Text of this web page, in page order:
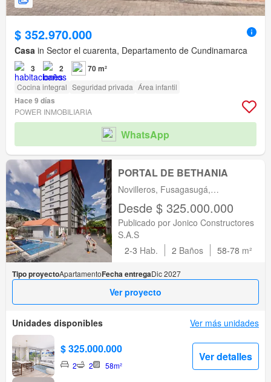
$ 352.970.000
Casa in Sector el cuarenta, Departamento de Cundinamarca
3 2 70 m²
Cocina integral Seguridad privada Área infantil
Hace 9 días
POWER INMOBILIARIA
WhatsApp
PORTAL DE BETHANIA
Novilleros, Fusagasugá,
Fusagasugá, Cundinamarca
Desde $ 325.000.000
Publicado por Jonico Constructores
S.A.S
2-3 Hab. 2 Baños 58-78 m²
Tipo proyectoApartamentoFecha entregaDic 2027
Ver proyecto
Unidades disponibles Ver más unidades
$ 325.000.000
2 2 58m²
Ver detalles